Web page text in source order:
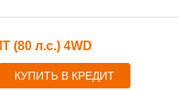
(80 л.с.) 4WD
КУПИТЬ В КРЕДИТ